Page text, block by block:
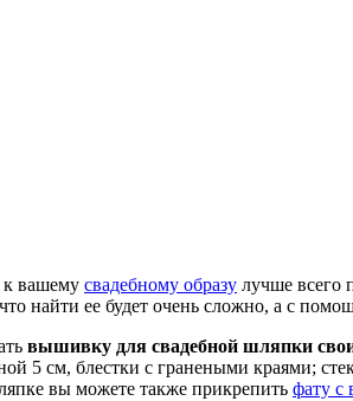
вашему свадебному образу лучше всего
найти ее будет очень сложно, а с
вышивку для свадебной шляпки
5 см, блестки с гранеными краями;
вы можете также прикрепить фату с